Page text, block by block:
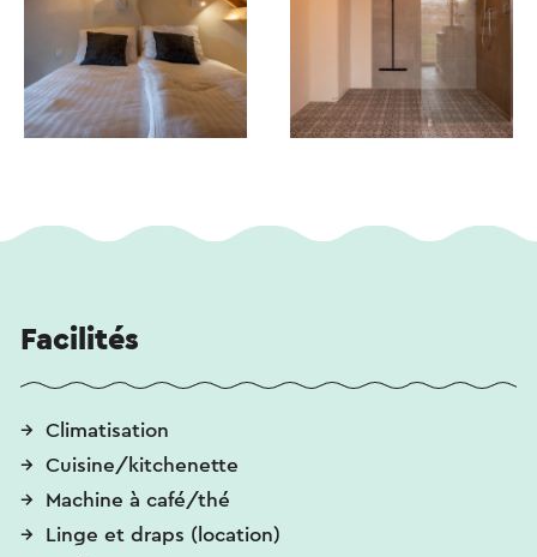
Facilités
Climatisation
Cuisine/kitchenette
Machine à café/thé
Linge et draps (location)